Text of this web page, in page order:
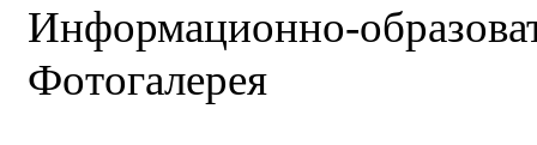
Информационно-
Фотогалерея